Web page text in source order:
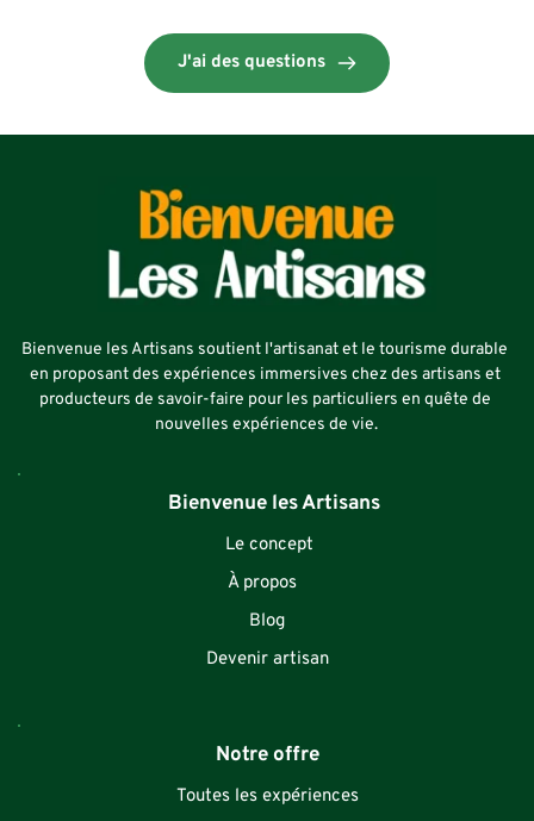
J'ai des questions
Bienvenue les Artisans soutient l'artisanat et le tourisme durable
en proposant des expériences immersives chez des artisans et
producteurs de savoir-faire pour les particuliers en quête de
nouvelles expériences de vie.
   Bienvenue les Artisans
Le concept
À propos
Blog
Devenir artisan
Notre offre
Toutes les expériences